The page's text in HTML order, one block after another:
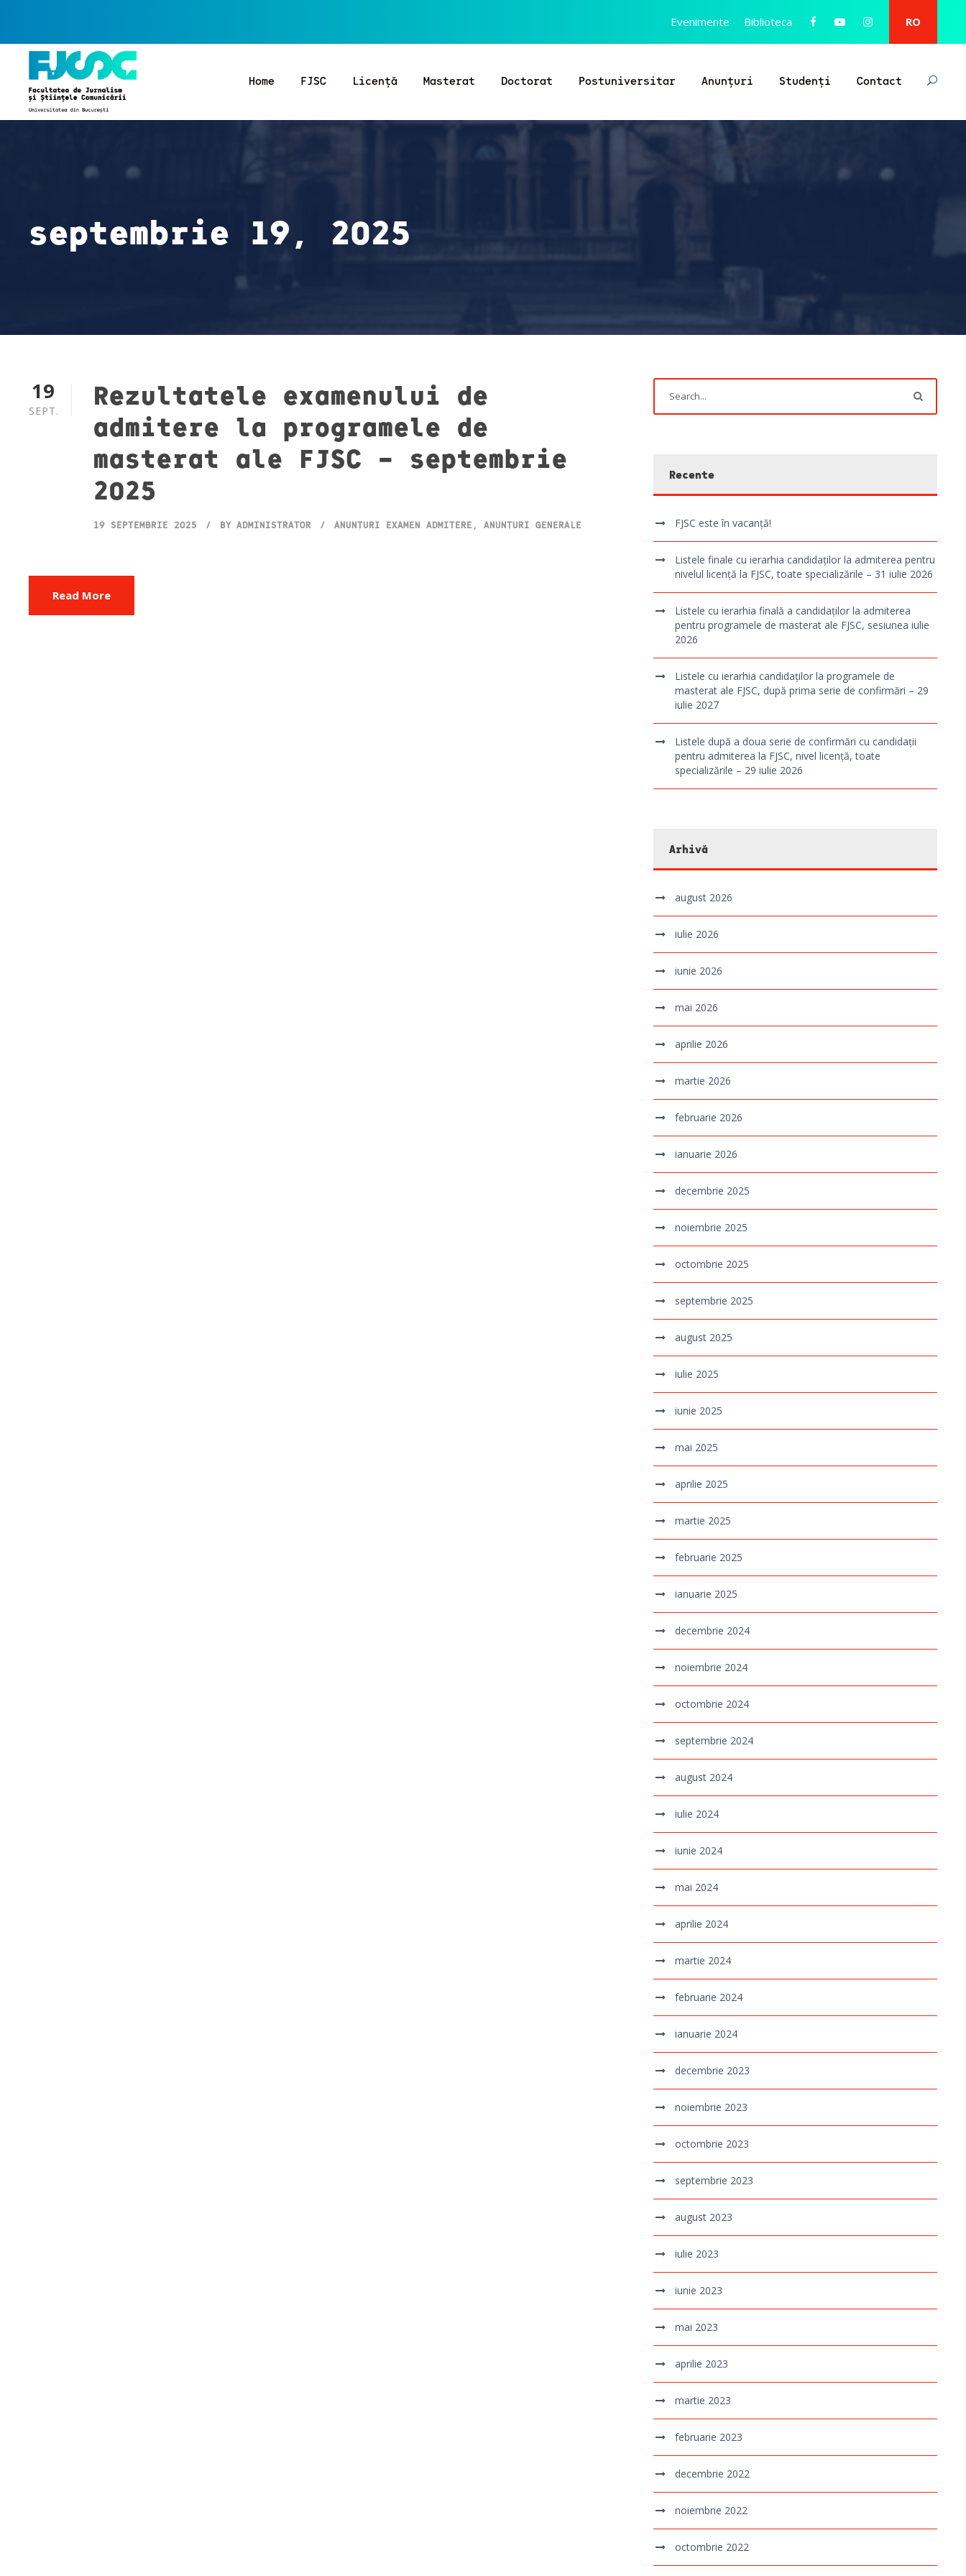
Evenimente Biblioteca RO
Home FJSC Licență Masterat Doctorat Postuniversitar Anunțuri Studenți Contact
septembrie 19, 2025
19
SEPT.
Rezultatele examenului de
admitere la programele de
masterat ale FJSC – septembrie
2025
19 SEPTEMBRIE 2025 BY ADMINISTRATOR ANUNȚURI EXAMEN ADMITERE , ANUNȚURI GENERALE
Read More
Recente
FJSC este în vacanță!
Listele finale cu ierarhia candidaților la admiterea pentru
nivelul licență la FJSC, toate specializările – 31 iulie 2026
Listele cu ierarhia finală a candidaților la admiterea
pentru programele de masterat ale FJSC, sesiunea iulie
2026
Listele cu ierarhia candidaților la programele de
masterat ale FJSC, după prima serie de confirmări – 29
iulie 2027
Listele după a doua serie de confirmări cu candidații
pentru admiterea la FJSC, nivel licență, toate
specializările – 29 iulie 2026
Arhivă
august 2026
iulie 2026
iunie 2026
mai 2026
aprilie 2026
martie 2026
februarie 2026
ianuarie 2026
decembrie 2025
noiembrie 2025
octombrie 2025
septembrie 2025
august 2025
iulie 2025
iunie 2025
mai 2025
aprilie 2025
martie 2025
februarie 2025
ianuarie 2025
decembrie 2024
noiembrie 2024
octombrie 2024
septembrie 2024
august 2024
iulie 2024
iunie 2024
mai 2024
aprilie 2024
martie 2024
februarie 2024
ianuarie 2024
decembrie 2023
noiembrie 2023
octombrie 2023
septembrie 2023
august 2023
iulie 2023
iunie 2023
mai 2023
aprilie 2023
martie 2023
februarie 2023
decembrie 2022
noiembrie 2022
octombrie 2022